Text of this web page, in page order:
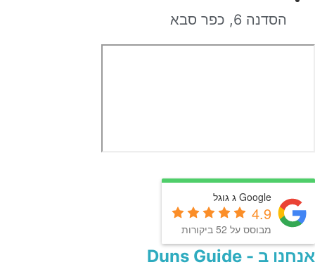
הסדנה 6, כפר סבא
Google ג גוגל
4.9
מבוסס על 52 ביקורות
אנחנו ב - Duns Guide